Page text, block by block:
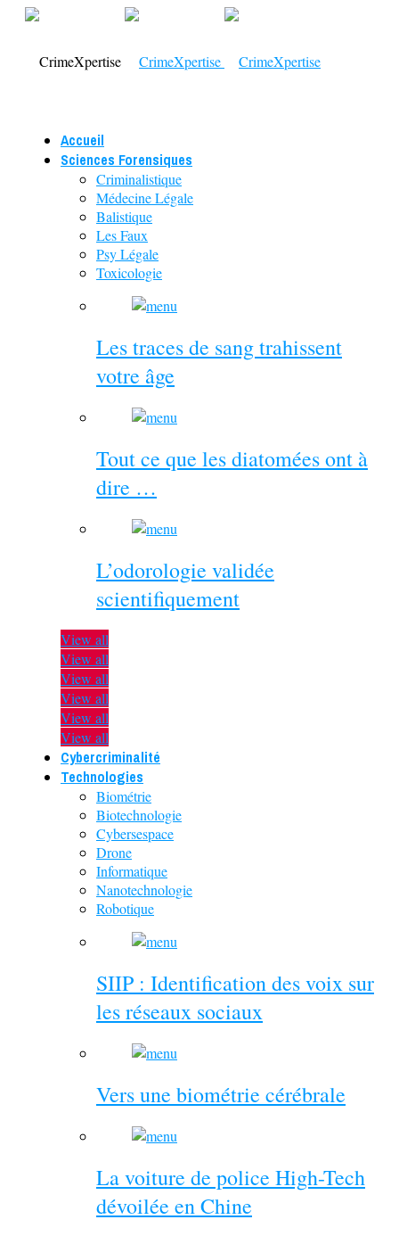
Accueil
Sciences Forensiques
Criminalistique
Médecine Légale
Balistique
Les Faux
Psy Légale
Toxicologie
Les traces de sang trahissent
votre âge
Tout ce que les diatomées ont à
dire …
L’odorologie validée
scientifiquement
View all
View all
View all
View all
View all
View all
Cybercriminalité
Technologies
Biométrie
Biotechnologie
Cybersespace
Drone
Informatique
Nanotechnologie
Robotique
SIIP : Identification des voix sur
les réseaux sociaux
Vers une biométrie cérébrale
La voiture de police High-Tech
dévoilée en Chine